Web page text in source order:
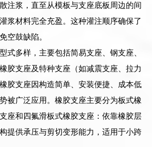
注浆，直至从模板与支座底板周边的间
浆材料完全充盈。这种灌注顺序确保了
空鼓缺陷。
式多样，主要包括简易支座、钢支座、
胶支座及特种支座（如减震支座、拉力
胶支座因构造简单、安装便捷、成本低
被广泛应用。橡胶支座主要分为板式橡
座和四氟滑板式橡胶支座：依靠橡胶层
提供承压与剪切变形能力，适用于小跨